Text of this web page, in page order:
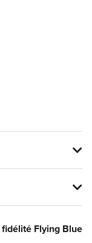
Flying Blue